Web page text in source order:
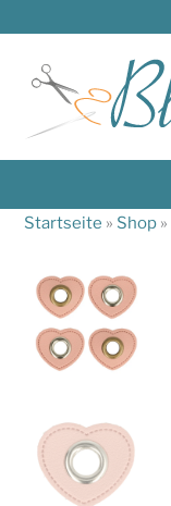
springen
Startseite » Shop »